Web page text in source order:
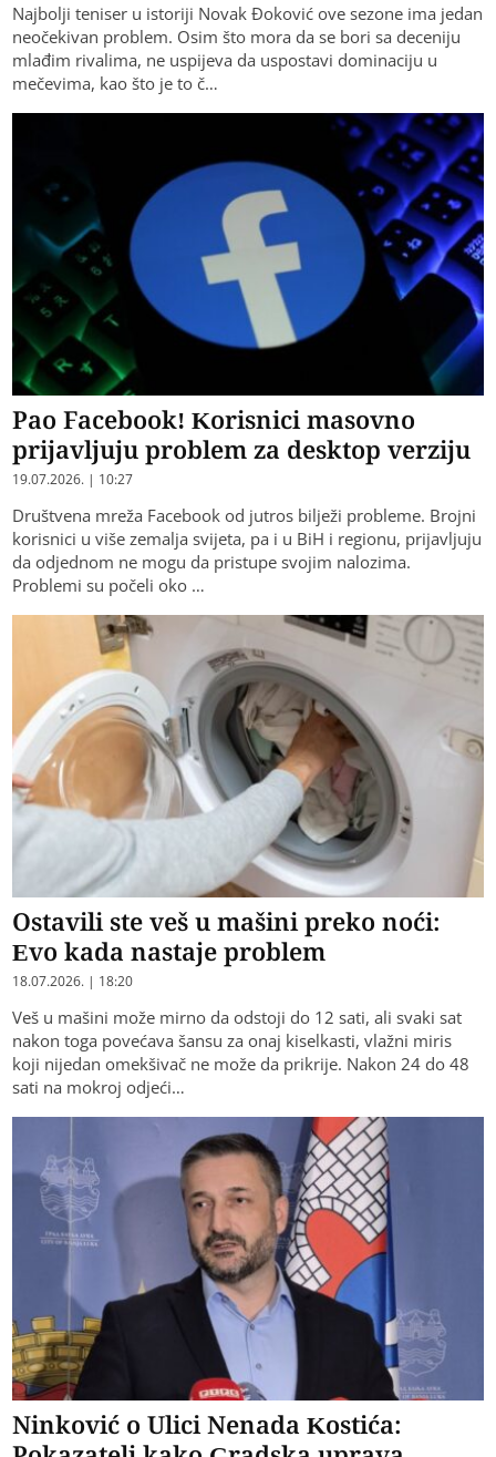
Najbolji teniser u istoriji Novak Đoković ove sezone ima jedan
neočekivan problem. Osim što mora da se bori sa deceniju
mlađim rivalima, ne uspijeva da uspostavi dominaciju u
mečevima, kao što je to č…
Pao Facebook! Korisnici masovno
prijavljuju problem za desktop verziju
19.07.2026. | 10:27
Društvena mreža Facebook od jutros bilježi probleme. Brojni
korisnici u više zemalja svijeta, pa i u BiH i regionu, prijavljuju
da odjednom ne mogu da pristupe svojim nalozima.
Problemi su počeli oko …
Ostavili ste veš u mašini preko noći:
Evo kada nastaje problem
18.07.2026. | 18:20
Veš u mašini može mirno da odstoji do 12 sati, ali svaki sat
nakon toga povećava šansu za onaj kiselkasti, vlažni miris
koji nijedan omekšivač ne može da prikrije. Nakon 24 do 48
sati na mokroj odjeći…
Ninković o Ulici Nenada Kostića: